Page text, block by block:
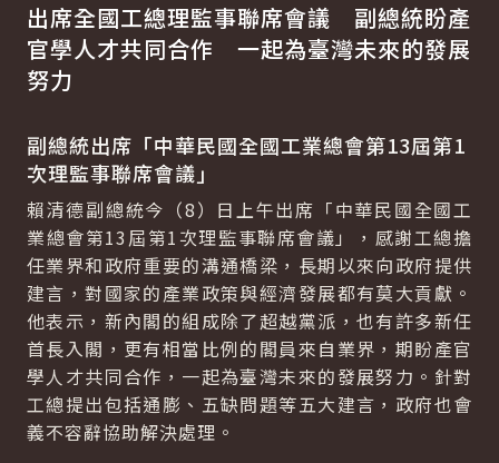
出席全國工總理監事聯席會議 副總統盼產
官學人才共同合作 一起為臺灣未來的發展
努力
副總統出席「中華民國全國工業總會第13屆第1
次理監事聯席會議」
賴清德副總統今（8）日上午出席「中華民國全國工
業總會第13屆第1次理監事聯席會議」，感謝工總擔
任業界和政府重要的溝通橋梁，長期以來向政府提供
建言，對國家的產業政策與經濟發展都有莫大貢獻。
他表示，新內閣的組成除了超越黨派，也有許多新任
首長入閣，更有相當比例的閣員來自業界，期盼產官
學人才共同合作，一起為臺灣未來的發展努力。針對
工總提出包括通膨、五缺問題等五大建言，政府也會
義不容辭協助解決處理。